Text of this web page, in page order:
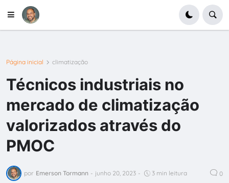
Página inicial climatização
Técnicos industriais no
mercado de climatização
valorizados através do
PMOC
por Emerson Tormann - junho 20, 2023 - 3 min leitura 0